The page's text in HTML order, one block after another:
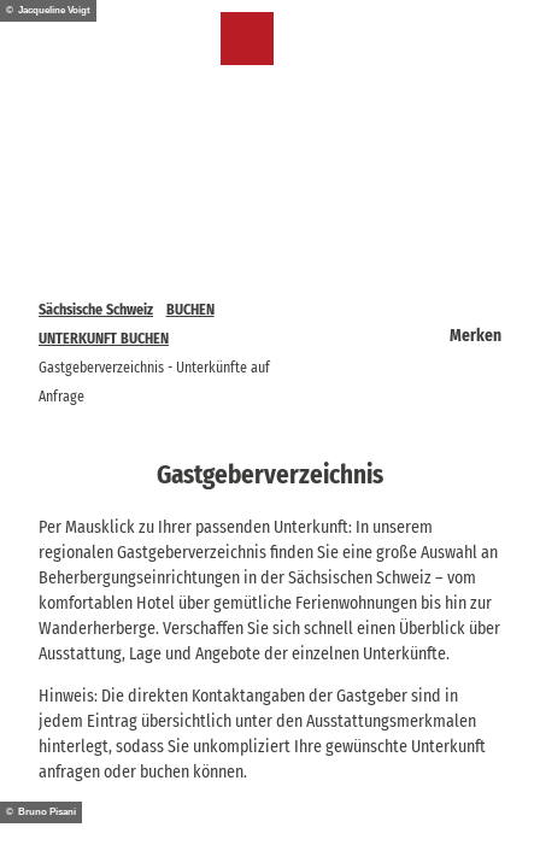
Z© Jacqueline Voigt
Sächsische Schweiz
BUCHEN
UNTERKUNFT BUCHEN
Gastgeberverzeichnis - Unterkünfte auf
Anfrage
Merken
Gastgeberverzeichnis
Per Mausklick zu Ihrer passenden Unterkunft: In unserem
regionalen Gastgeberverzeichnis finden Sie eine große Auswahl an
Beherbergungseinrichtungen in der Sächsischen Schweiz – vom
komfortablen Hotel über gemütliche Ferienwohnungen bis hin zur
Wanderherberge. Verschaffen Sie sich schnell einen Überblick über
Ausstattung, Lage und Angebote der einzelnen Unterkünfte.
Hinweis: Die direkten Kontaktangaben der Gastgeber sind in
jedem Eintrag übersichtlich unter den Ausstattungsmerkmalen
hinterlegt, sodass Sie unkompliziert Ihre gewünschte Unterkunft
anfragen oder buchen können.
© Bruno Pisani